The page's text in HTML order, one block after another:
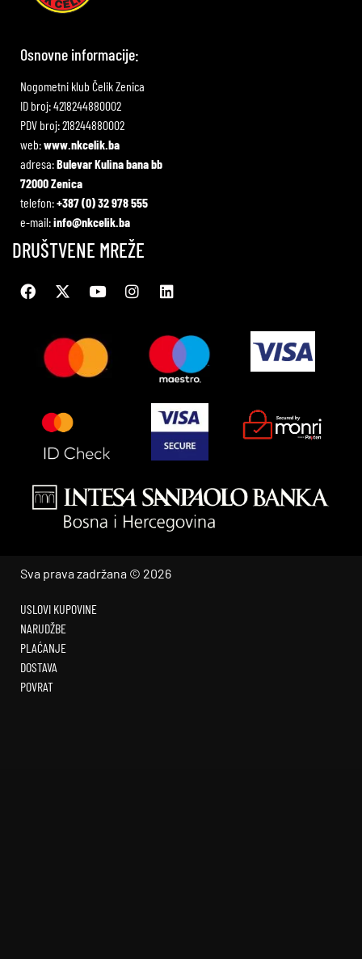
Osnovne informacije:
Nogometni klub Čelik Zenica
ID broj: 4218244880002
PDV broj: 218244880002
web:www.nkcelik.ba
adresa:Bulevar Kulina bana bb
72000 Zenica
telefon:+387 (0) 32 978 555
e-mail:info@nkcelik.ba
DRUŠTVENE MREŽE
Sva prava zadržana © 2026
USLOVI KUPOVINE
NARUDŽBE
PLAĆANJE
DOSTAVA
POVRAT